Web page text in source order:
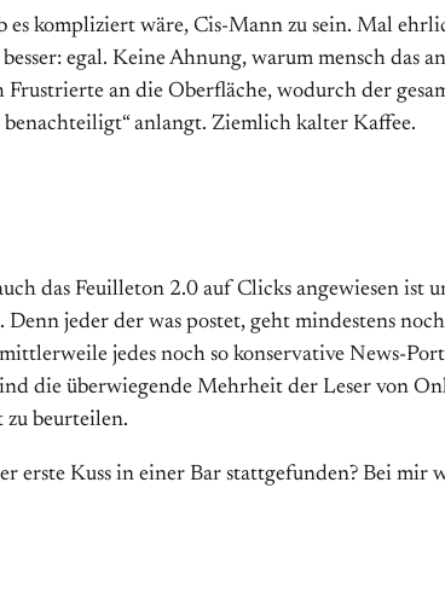
es kompliziert wäre, Cis-Mann zu sein. Mal
egal. Keine Ahnung, warum mensch das
Frustrierte an die Oberfläche, wodurch der
anlangt. Ziemlich kalter Kaffee.
das Feuilleton 2.0 auf Clicks angewiesen
jeder der was postet, geht mindestens
jedes noch so konservative News-
die überwiegende Mehrheit der Leser von
zu beurteilen.
erste Kuss in einer Bar stattgefunden? Bei mir